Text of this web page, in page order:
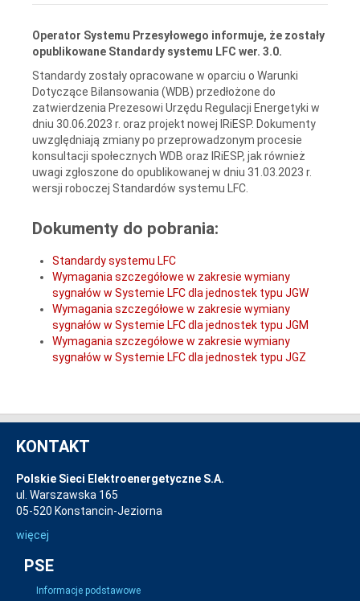
Operator Systemu Przesyłowego informuje, że zostały
opublikowane Standardy systemu LFC wer. 3.0.
Standardy zostały opracowane w oparciu o Warunki
Dotyczące Bilansowania (WDB) przedłożone do
zatwierdzenia Prezesowi Urzędu Regulacji Energetyki w
dniu 30.06.2023 r. oraz projekt nowej IRiESP. Dokumenty
uwzględniają zmiany po przeprowadzonym procesie
konsultacji społecznych WDB oraz IRiESP, jak również
uwagi zgłoszone do opublikowanej w dniu 31.03.2023 r.
wersji roboczej Standardów systemu LFC.
Dokumenty do pobrania:
Standardy systemu LFC
Wymagania szczegółowe w zakresie wymiany
sygnałów w Systemie LFC dla jednostek typu JGW
Wymagania szczegółowe w zakresie wymiany
sygnałów w Systemie LFC dla jednostek typu JGM
Wymagania szczegółowe w zakresie wymiany
sygnałów w Systemie LFC dla jednostek typu JGZ
KONTAKT
Polskie Sieci Elektroenergetyczne S.A.
ul. Warszawska 165
05-520 Konstancin-Jeziorna
więcej
PSE
Informacje podstawowe